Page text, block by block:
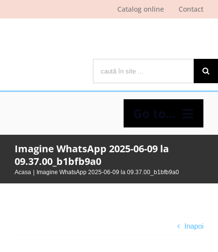
Catalog online Contact
Go to...
Despre bibliotecă
Pagina cititorului
Imagine WhatsApp 2025-06-09 la
09.37.00_b1bfb9a0
Acasa Imagine WhatsApp 2025-06-09 la 09.37.00_b1bfb9a0
Inapoi